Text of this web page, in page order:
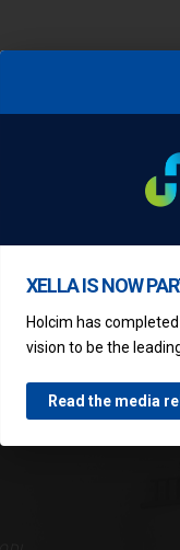
KONTAKTIRAJTE NAS
XELLA IS NOW
Holcim has
vision to be the
Read the media